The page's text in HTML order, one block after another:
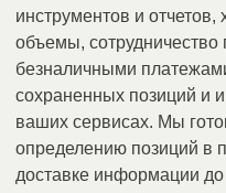
инструментов и
объемы, сотрудничество
безналичными
сохраненных позиций и
ваших сервисах. Мы
определению позиций в
доставке информации